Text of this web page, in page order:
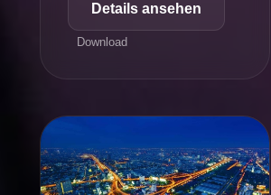
Details ansehen
Download